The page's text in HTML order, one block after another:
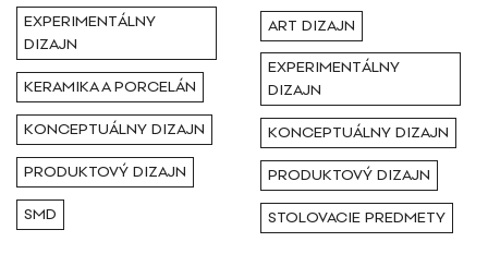
experimentálny dizajn
EXPERIMENTÁLNY
DIZAJN
KERAMIKA A PORCELÁN
KONCEPTUÁLNY DIZAJN
PRODUKTOVÝ DIZAJN
SMD
ART DIZAJN
EXPERIMENTÁLNY
DIZAJN
KONCEPTUÁLNY DIZAJN
PRODUKTOVÝ DIZAJN
STOLOVACIE PREDMETY